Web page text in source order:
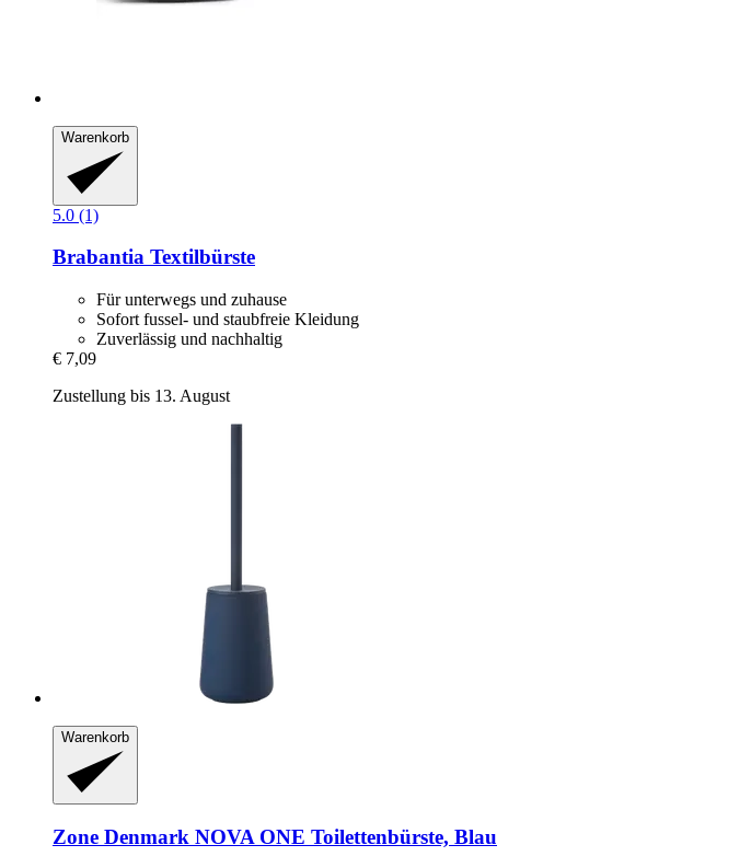
Warenkorb
5.0 (1)
Brabantia Textilbürste
Für unterwegs und zuhause
Sofort fussel- und staubfreie Kleidung
Zuverlässig und nachhaltig
€ 7,09
Zustellung bis 13. August
Warenkorb
Zone Denmark NOVA ONE Toilettenbürste, Blau